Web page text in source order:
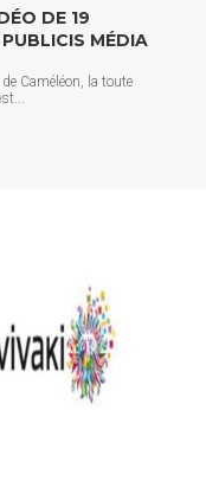
DE 19
MÉDIA
Caméléon, la toute